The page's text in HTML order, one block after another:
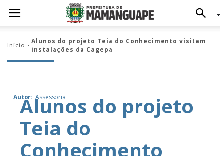
Início
Alunos do projeto Teia do Conhecimento visitam
instalações da Cagepa
Autor: Assessoria
Alunos do projeto
Teia do
Conhecimento